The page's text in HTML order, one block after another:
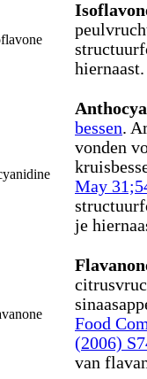
hiernaast.
bessen.
vonden
May
je
Food
(2006)
van